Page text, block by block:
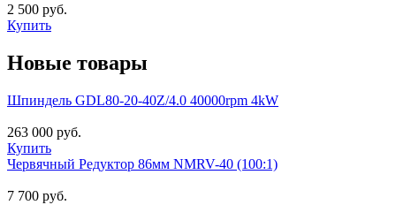
2 500 руб.
Купить
Новые товары
Шпиндель GDL80-20-40Z/4.0 40000rpm 4kW
263 000 руб.
Купить
Червячный Редуктор 86мм NMRV-40 (100:1)
7 700 руб.